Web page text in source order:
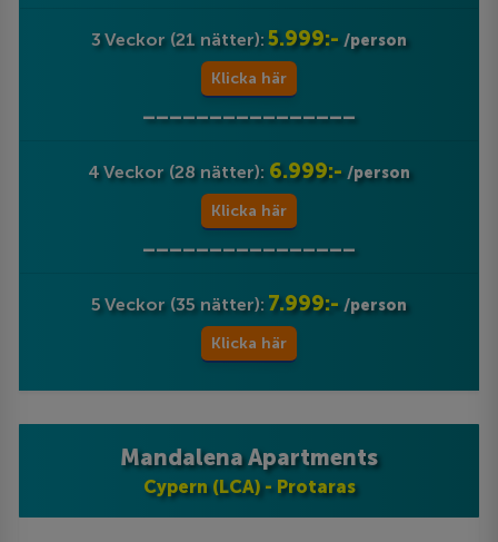
3 Veckor (21 nätter): 5.999:- /person
Klicka här
________________
4 Veckor (28 nätter): 6.999:- /person
Klicka här
________________
5 Veckor (35 nätter): 7.999:- /person
Klicka här
Mandalena Apartments
Cypern (LCA) - Protaras